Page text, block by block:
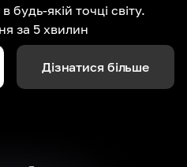
якій точці світу.
за 5 хвилин
Дізнатися більше